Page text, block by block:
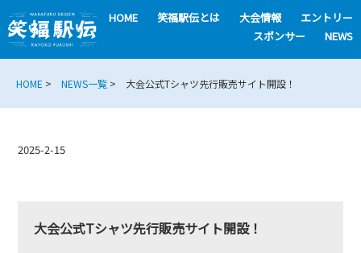
HOME 笑福駅伝とは 大会情報
エントリー
スポンサー
NEWS
HOME > NEWS一覧 > 大会公式Tシャツ先行販売サイト開設！
2025-2-15
大会公式Tシャツ先行販売サイト開設！